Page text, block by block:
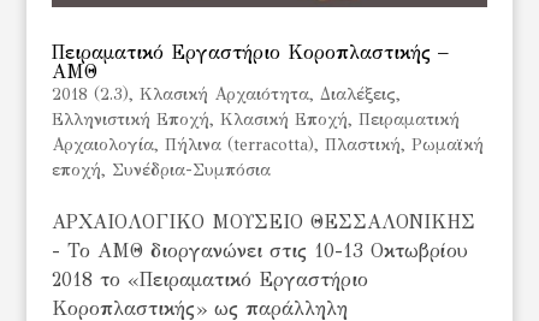
Πειραματικό Εργαστήριο Κοροπλαστικής –
ΑΜΘ
2018 (2.3), Kλασική Αρχαιότητα, Διαλέξεις,
Ελληνιστική Εποχή, Κλασική Εποχή, Πειραματική
Αρχαιολογία, Πήλινα (terracotta), Πλαστική, Ρωμαϊκή
εποχή, Συνέδρια-Συμπόσια
ΑΡΧΑΙΟΛΟΓΙΚΟ ΜΟΥΣΕΙΟ ΘΕΣΣΑΛΟΝΙΚΗΣ
- Το ΑΜΘ διοργανώνει στις 10-13 Οκτωβρίου
2018 το «Πειραματικό Εργαστήριο
Κοροπλαστικής» ως παράλληλη